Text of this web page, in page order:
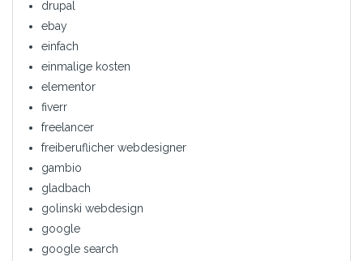
drupal
ebay
einfach
einmalige kosten
elementor
fiverr
freelancer
freiberuflicher webdesigner
gambio
gladbach
golinski webdesign
google
google search